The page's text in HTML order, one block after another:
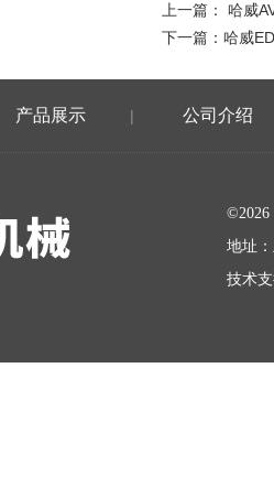
上一篇： 哈威
下一篇： 哈威
产品展示 | 公司介绍
地址
技术